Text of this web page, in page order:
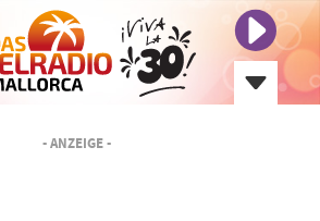
- ANZEIGE -